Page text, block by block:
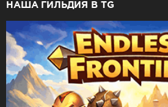
НАША ГИЛЬДИЯ В TG